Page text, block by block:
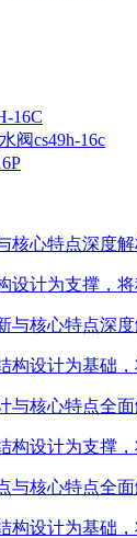
16C
阀cs49h-16c
核心特点深度
设计为支撑，
与核心特点深
构设计为基础
与核心特点全
构设计为支撑
与核心特点全
构设计为基础